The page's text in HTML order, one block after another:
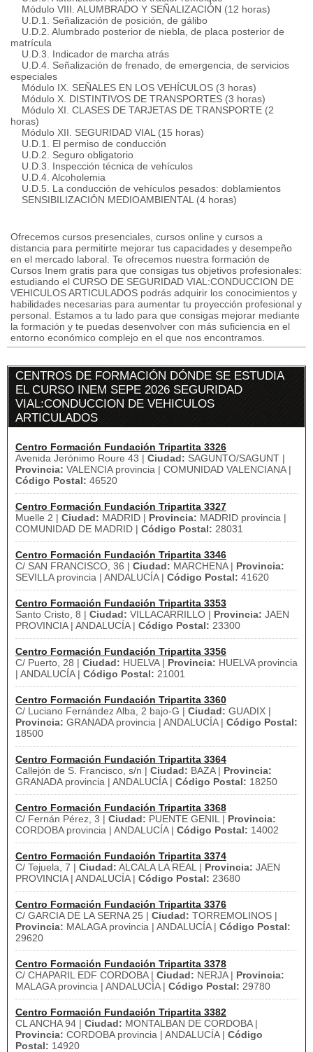
Módulo VIII. ALUMBRADO Y SEÑALIZACIÓN (12 horas)
U.D.1. Señalización de posición, de gálibo
U.D.2. Alumbrado posterior de niebla, de placa posterior de
matrícula
U.D.3. Indicador de marcha atrás
U.D.4. Señalización de frenado, de emergencia, de servicios
especiales
Módulo IX. SEÑALES EN LOS VEHÍCULOS (3 horas)
Módulo X. DISTINTIVOS DE TRANSPORTES (3 horas)
Módulo XI. CLASES DE TARJETAS DE TRANSPORTE (2
horas)
Módulo XII. SEGURIDAD VIAL (15 horas)
U.D.1. El permiso de conducción
U.D.2. Seguro obligatorio
U.D.3. Inspección técnica de vehículos
U.D.4. Alcoholemia
U.D.5. La conducción de vehículos pesados: doblamientos
SENSIBILIZACIÓN MEDIOAMBIENTAL (4 horas)
Ofrecemos cursos presenciales, cursos online y cursos a
distancia para permitirte mejorar tus capacidades y desempeño
en el mercado laboral. Te ofrecemos nuestra formación de
Cursos Inem gratis para que consigas tus objetivos profesionales:
estudiando el CURSO DE SEGURIDAD VIAL:CONDUCCION DE
VEHICULOS ARTICULADOS podrás adquirir los conocimientos y
habilidades necesarias para aumentar tu proyección profesional y
personal. Estamos a tu lado para que consigas mejorar mediante
la formación y te puedas desenvolver con más suficiencia en el
entorno económico complejo en el que nos encontramos.
CENTROS DE FORMACIÓN DÓNDE SE ESTUDIA
EL CURSO INEM SEPE 2026 SEGURIDAD
VIAL:CONDUCCION DE VEHICULOS
ARTICULADOS
Centro Formación Fundación Tripartita 3326
Avenida Jerónimo Roure 43 | Ciudad: SAGUNTO/SAGUNT |
Provincia: VALENCIA provincia | COMUNIDAD VALENCIANA |
Código Postal: 46520
Centro Formación Fundación Tripartita 3327
Muelle 2 | Ciudad: MADRID | Provincia: MADRID provincia |
COMUNIDAD DE MADRID | Código Postal: 28031
Centro Formación Fundación Tripartita 3346
C/ SAN FRANCISCO, 36 | Ciudad: MARCHENA | Provincia:
SEVILLA provincia | ANDALUCÍA | Código Postal: 41620
Centro Formación Fundación Tripartita 3353
Santo Cristo, 8 | Ciudad: VILLACARRILLO | Provincia: JAEN
PROVINCIA | ANDALUCÍA | Código Postal: 23300
Centro Formación Fundación Tripartita 3356
C/ Puerto, 28 | Ciudad: HUELVA | Provincia: HUELVA provincia
| ANDALUCÍA | Código Postal: 21001
Centro Formación Fundación Tripartita 3360
C/ Luciano Fernández Alba, 2 bajo-G | Ciudad: GUADIX |
Provincia: GRANADA provincia | ANDALUCÍA | Código Postal:
18500
Centro Formación Fundación Tripartita 3364
Callejón de S. Francisco, s/n | Ciudad: BAZA | Provincia:
GRANADA provincia | ANDALUCÍA | Código Postal: 18250
Centro Formación Fundación Tripartita 3368
C/ Fernán Pérez, 3 | Ciudad: PUENTE GENIL | Provincia:
CORDOBA provincia | ANDALUCÍA | Código Postal: 14002
Centro Formación Fundación Tripartita 3374
C/ Tejuela, 7 | Ciudad: ALCALA LA REAL | Provincia: JAEN
PROVINCIA | ANDALUCÍA | Código Postal: 23680
Centro Formación Fundación Tripartita 3376
C/ GARCIA DE LA SERNA 25 | Ciudad: TORREMOLINOS |
Provincia: MALAGA provincia | ANDALUCÍA | Código Postal:
29620
Centro Formación Fundación Tripartita 3378
C/ CHAPARIL EDF CORDOBA | Ciudad: NERJA | Provincia:
MALAGA provincia | ANDALUCÍA | Código Postal: 29780
Centro Formación Fundación Tripartita 3382
CL ANCHA 94 | Ciudad: MONTALBAN DE CORDOBA |
Provincia: CORDOBA provincia | ANDALUCÍA | Código
Postal: 14920